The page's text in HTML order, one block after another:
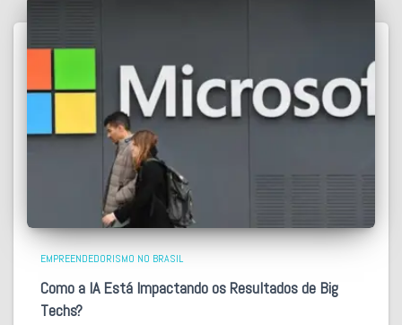
EMPREENDEDORISMO NO BRASIL
Como a IA Está Impactando os Resultados de Big
Techs?